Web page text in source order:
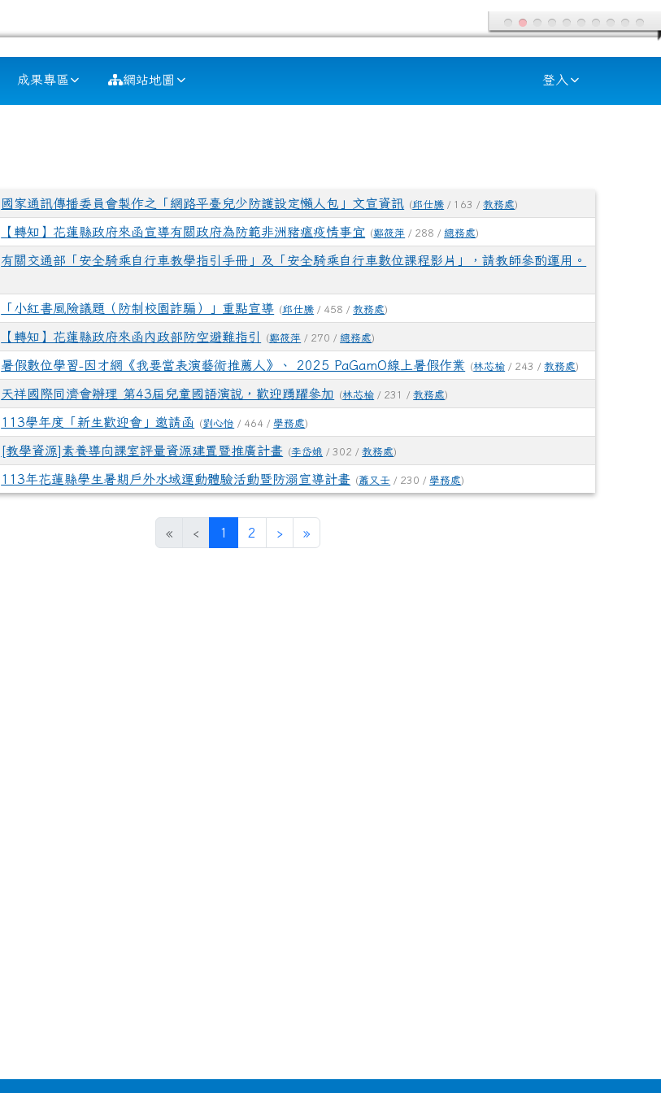
成果專區 網站地圖 登入
國家通訊傳播委員會製作之「網路平臺兒少防護設定懶人包」文宣資訊 (邱仕騰 / 163 /教務處)
【轉知】花蓮縣政府來函宣導有關政府為防範非洲豬瘟疫情事宜 (鄭筱萍 / 288 /總務處)
有關交通部「安全騎乘自行車教學指引手冊」及「安全騎乘自行車數位課程影片」，請教師參酌運用。
「小紅書風險議題（防制校園詐騙）」重點宣導 (邱仕騰 / 458 /教務處)
【轉知】花蓮縣政府來函內政部防空避難指引 (鄭筱萍 / 270 / 總務處)
暑假數位學習-因才網《我要當表演藝術推薦人》、 2025 PaGamO線上暑假作業 (林芯榆 / 243 /教務處)
天祥國際同濟會辦理 第43屆兒童國語演說，歡迎踴躍參加 (林芯榆 / 231 /教務處)
113學年度「新生歡迎會」邀請函 (劉心怡 / 464 / 學務處)
[教學資源]素養導向課室評量資源建置暨推廣計畫 (李岱娥 / 302 /教務處)
113年花蓮縣學生暑期戶外水域運動體驗活動暨防溺宣導計畫 (蕭又壬 / 230 / 學務處)
« ‹ 1 (目前頁次)
2 ›下一頁
»最後頁